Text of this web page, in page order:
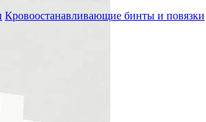
Кровоостанавливающие бинты и повязки